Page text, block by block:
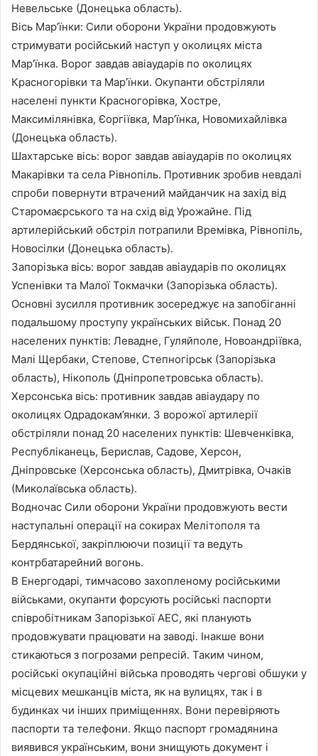
Невельське (Донецька область).
Вісь Мар’їнки: Сили оборони України продовжують
стримувати російський наступ у околицях міста
Мар’їнка. Ворог завдав авіаударів по околицях
Красногорівки та Мар’їнки. Окупанти обстріляли
населені пункти Красногорівка, Хостре,
Максимілянівка, Єоргіївка, Мар’їнка, Новомихайлівка
(Донецька область).
Шахтарське вісь: ворог завдав авіаударів по околицях
Макарівки та села Рівнопіль. Противник зробив невдалі
спроби повернути втрачений майданчик на захід від
Старомаєрського та на схід від Урожайне. Під
артилерійський обстріл потрапили Времівка, Рівнопіль,
Новосілки (Донецька область).
Запорізька вісь: ворог завдав авіаударів по околицях
Успенівки та Малої Токмачки (Запорізька область).
Основні зусилля противник зосереджує на запобіганні
подальшому проступу українських військ. Понад 20
населених пунктів: Левадне, Гуляйполе, Новоандріївка,
Малі Щербаки, Степове, Степногірськ (Запорізька
область), Нікополь (Дніпропетровська область).
Херсонська вісь: противник завдав авіаудару по
околицях Одрадокам’янки. З ворожої артилерії
обстріляли понад 20 населених пунктів: Шевченківка,
Республіканець, Берислав, Садове, Херсон,
Дніпровське (Херсонська область), Дмитрівка, Очаків
(Миколаївська область).
Водночас Сили оборони України продовжують вести
наступальні операції на сокирах Мелітополя та
Бердянської, закріплюючи позиції та ведуть
контрбатарейний вогонь.
В Енергодарі, тимчасово захопленому російськими
військами, окупанти форсують російські паспорти
співробітникам Запорізької АЕС, які планують
продовжувати працювати на заводі. Інакше вони
стикаються з погрозами репресій. Таким чином,
російські окупаційні війська проводять чергові обшуки у
місцевих мешканців міста, як на вулицях, так і в
будинках чи інших приміщеннях. Вони перевіряють
паспорти та телефони. Якщо паспорт громадянина
виявився українським, вони знищують документ і